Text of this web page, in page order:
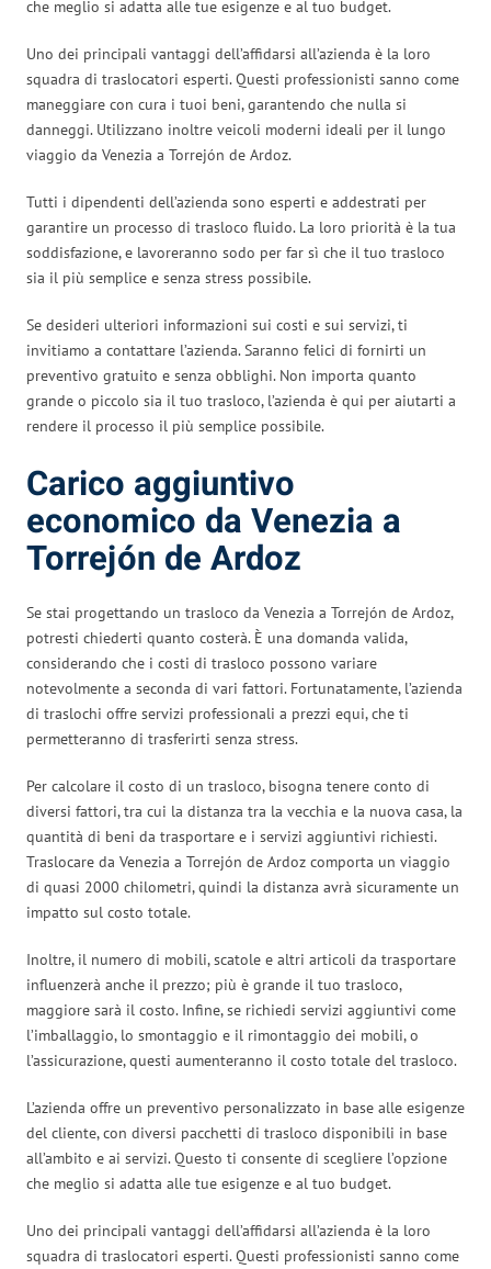
che meglio si adatta alle tue esigenze e al tuo budget.
Uno dei principali vantaggi dell’affidarsi all’azienda è la loro
squadra di traslocatori esperti. Questi professionisti sanno come
maneggiare con cura i tuoi beni, garantendo che nulla si
danneggi. Utilizzano inoltre veicoli moderni ideali per il lungo
viaggio da Venezia a Torrejón de Ardoz.
Tutti i dipendenti dell’azienda sono esperti e addestrati per
garantire un processo di trasloco fluido. La loro priorità è la tua
soddisfazione, e lavoreranno sodo per far sì che il tuo trasloco
sia il più semplice e senza stress possibile.
Se desideri ulteriori informazioni sui costi e sui servizi, ti
invitiamo a contattare l’azienda. Saranno felici di fornirti un
preventivo gratuito e senza obblighi. Non importa quanto
grande o piccolo sia il tuo trasloco, l’azienda è qui per aiutarti a
rendere il processo il più semplice possibile.
Carico aggiuntivo
economico da Venezia a
Torrejón de Ardoz
Se stai progettando un trasloco da Venezia a Torrejón de Ardoz,
potresti chiederti quanto costerà. È una domanda valida,
considerando che i costi di trasloco possono variare
notevolmente a seconda di vari fattori. Fortunatamente, l’azienda
di traslochi offre servizi professionali a prezzi equi, che ti
permetteranno di trasferirti senza stress.
Per calcolare il costo di un trasloco, bisogna tenere conto di
diversi fattori, tra cui la distanza tra la vecchia e la nuova casa, la
quantità di beni da trasportare e i servizi aggiuntivi richiesti.
Traslocare da Venezia a Torrejón de Ardoz comporta un viaggio
di quasi 2000 chilometri, quindi la distanza avrà sicuramente un
impatto sul costo totale.
Inoltre, il numero di mobili, scatole e altri articoli da trasportare
influenzerà anche il prezzo; più è grande il tuo trasloco,
maggiore sarà il costo. Infine, se richiedi servizi aggiuntivi come
l’imballaggio, lo smontaggio e il rimontaggio dei mobili, o
l’assicurazione, questi aumenteranno il costo totale del trasloco.
L’azienda offre un preventivo personalizzato in base alle esigenze
del cliente, con diversi pacchetti di trasloco disponibili in base
all’ambito e ai servizi. Questo ti consente di scegliere l’opzione
che meglio si adatta alle tue esigenze e al tuo budget.
Uno dei principali vantaggi dell’affidarsi all’azienda è la loro
squadra di traslocatori esperti. Questi professionisti sanno come